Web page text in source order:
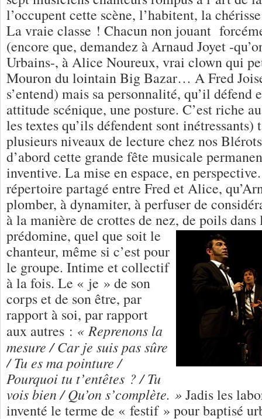
l’occupent cette scène, l’habitent, la
La vraie classe ! Chacun non jouant
(encore que, demandez à Arnaud Joyet -
Urbains-, à Alice Noureux, vrai clown qui
Mouron du lointain Big Bazar… A Fred
s’entend) mais sa personnalité, qu’il défend
attitude scénique, une posture. C’est riche
les textes qu’ils défendent sont inétressants)
plusieurs niveaux de lecture chez nos
d’abord cette grande fête musicale
inventive. La mise en espace, en
répertoire partagé entre Fred et Alice,
plomber, à dynamiter, à perfuser de
à la manière de crottes de nez, de poils
prédomine, quel que soit le
chanteur, même si c’est pour
le groupe. Intime et collectif
à la fois. Le « je » de son
corps et de son être, par
rapport à soi, par rapport
aux autres : « Reprenons la
mesure / Car je suis pas sûre
/ Tu es ma pointure /
Pourquoi tu t’entêtes ? / Tu
vois bien / Qu’on s’complète. » Jadis les
inventé le terme de « festif » pour baptisé